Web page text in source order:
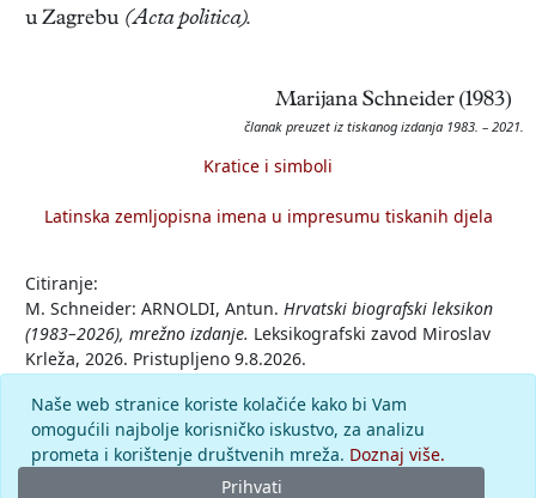
u Zagrebu (Acta politica).
Marijana Schneider (1983)
članak preuzet iz tiskanog izdanja 1983. – 2021.
Kratice i simboli
Latinska zemljopisna imena u impresumu tiskanih djela
Citiranje:
M. Schneider: ARNOLDI, Antun. Hrvatski biografski leksikon
(1983–2026), mrežno izdanje. Leksikografski zavod Miroslav
Krleža, 2026. Pristupljeno 9.8.2026.
Komentar
Naše web stranice koriste kolačiće kako bi Vam
omogućili najbolje korisničko iskustvo, za analizu
prometa i korištenje društvenih mreža. Doznaj više.
Prihvati